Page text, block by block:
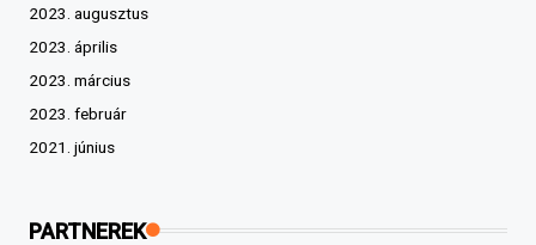
2023. augusztus
2023. április
2023. március
2023. február
2021. június
PARTNEREK